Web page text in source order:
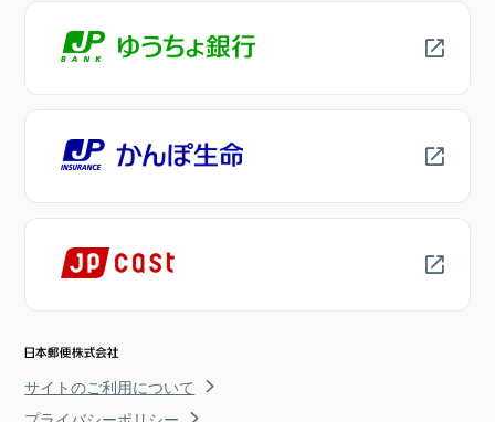
サイトのご利用について